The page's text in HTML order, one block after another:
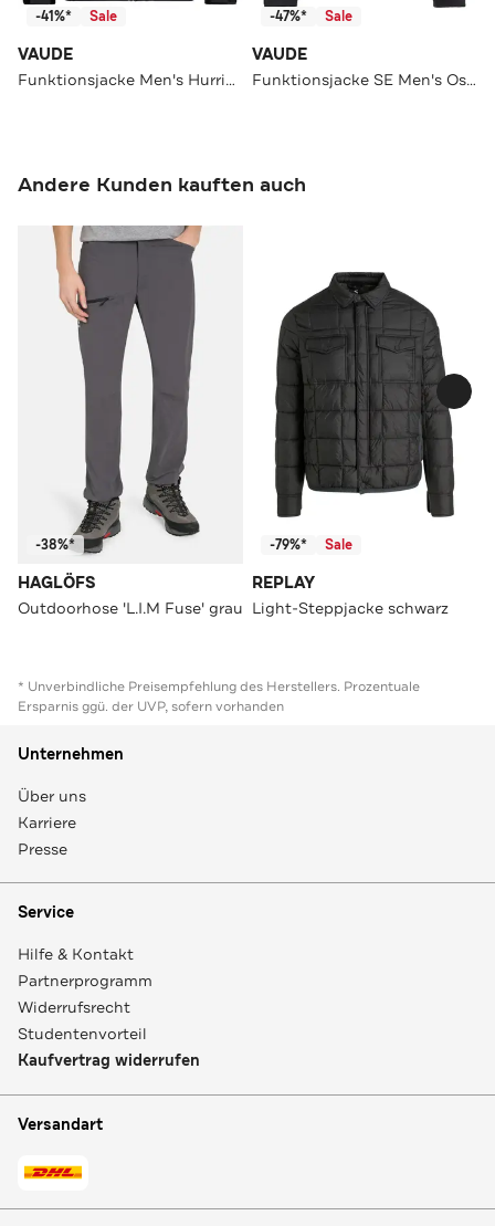
-41%* Sale
VAUDE
Funktionsjacke Men's Hurricane Jacket IV black
-47%* Sale
VAUDE
Funktionsjacke SE Men's Ossola Jacket black
Andere Kunden kauften auch
-38%*
HAGLÖFS
Outdoorhose 'L.I.M Fuse' grau
-79%* Sale
REPLAY
Light-Steppjacke schwarz
* Unverbindliche Preisempfehlung des Herstellers. Prozentuale
Ersparnis ggü. der UVP, sofern vorhanden
Unternehmen
Über uns
Karriere
Presse
Service
Hilfe & Kontakt
Partnerprogramm
Widerrufsrecht
Studentenvorteil
Kaufvertrag widerrufen
Versandart